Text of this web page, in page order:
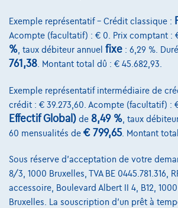
Exemple représentatif – Crédit classique :
Acompte (facultatif) : € 0. Prix comptant :
% , taux débiteur annuel fixe : 6,29 %.
761,38 . Montant total dû : € 45.682,93.
Exemple représentatif intermédiaire de
crédit : € 39.273,60. Acompte (facultatif) :
Effectif Global) de 8,49 % , taux
60 mensualités de € 799,65. Montant
Sous réserve d'acceptation de votre
8/3, 1000 Bruxelles, TVA BE 0445.781.316,
accessoire, Boulevard Albert II 4, B12, 1000
Bruxelles. La souscription d'un prêt à